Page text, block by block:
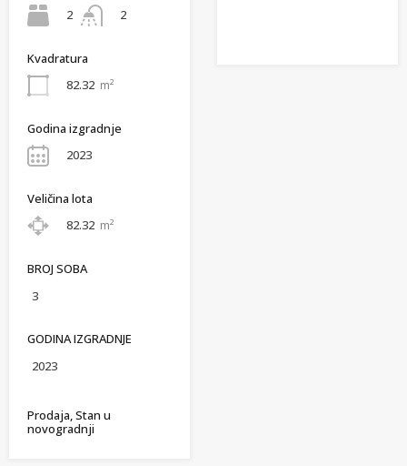
2
2
Kvadratura
82.32 m²
Godina izgradnje
2023
Veličina lota
82.32 m²
BROJ SOBA
3
GODINA IZGRADNJE
2023
Prodaja, Stan u
novogradnji